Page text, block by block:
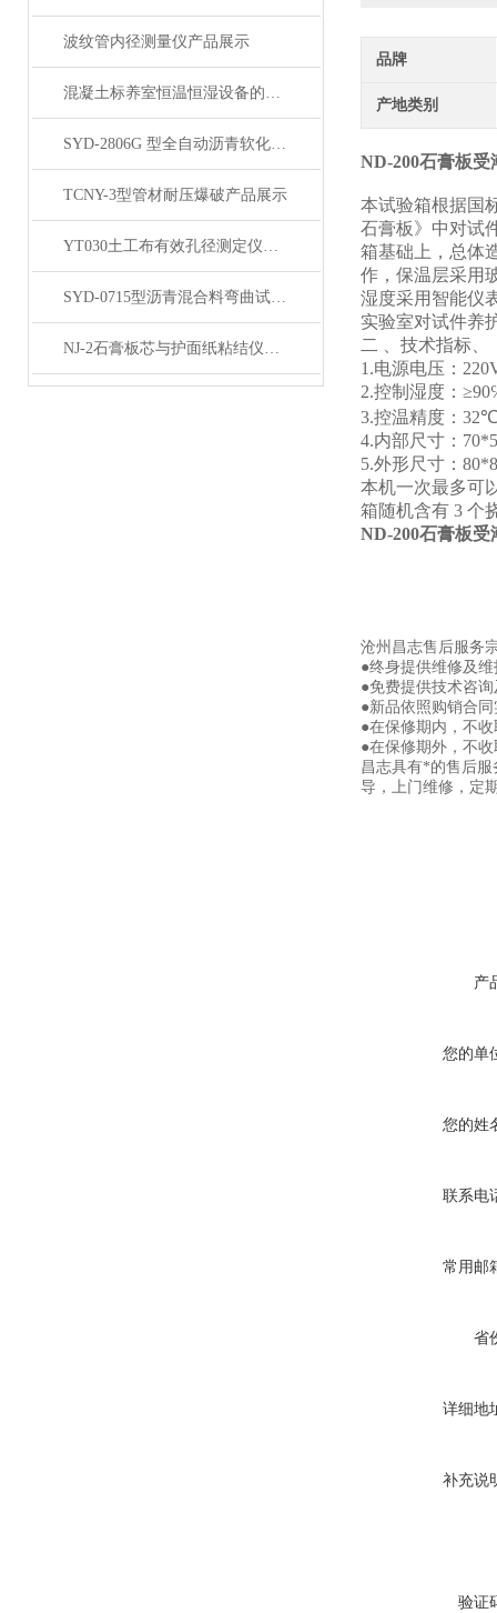
波纹管内径测量仪产品展示
混凝土标养室恒温恒湿设备的日常维保与精度校准标准化流程
SYD-2806G 型全自动沥青软化点仪产品展示
TCNY-3型管材耐压爆破产品展示
YT030土工布有效孔径测定仪（湿筛法）产品简介
SYD-0715型沥青混合料弯曲试验机（屏显）展示
NJ-2石膏板芯与护面纸粘结仪产品展示
品牌
产地类别
ND-200石膏板受
本试验箱根据国
石膏板》中对试
箱基础上，总体
作，保温层采用
湿度采用智能仪
实验室对试件养
二
、技术指标、
1.电源电压：
2.控制湿度：
3.控温精度： 32
4.内部尺寸：
5.外形尺寸：
本机一次最多可
箱随机含有 3 个
ND-200石膏板受
沧州昌志售后服务
●终身提供维修及
●免费提供技术咨
●新品依照购销合
●在保修期内，不
●在保修期外，不
昌志具有*的售后
导，上门维修，定
产
您的单
您的姓
联系电
常用邮
省
详细地
补充说
验证